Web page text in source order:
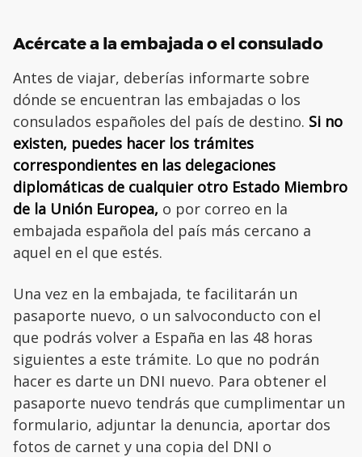
Acércate a la embajada o el consulado
Antes de viajar, deberías informarte sobre
dónde se encuentran las embajadas o los
consulados españoles del país de destino. Si no
existen, puedes hacer los trámites
correspondientes en las delegaciones
diplomáticas de cualquier otro Estado Miembro
de la Unión Europea, o por correo en la
embajada española del país más cercano a
aquel en el que estés.
Una vez en la embajada, te facilitarán un
pasaporte nuevo, o un salvoconducto con el
que podrás volver a España en las 48 horas
siguientes a este trámite. Lo que no podrán
hacer es darte un DNI nuevo. Para obtener el
pasaporte nuevo tendrás que cumplimentar un
formulario, adjuntar la denuncia, aportar dos
fotos de carnet y una copia del DNI o